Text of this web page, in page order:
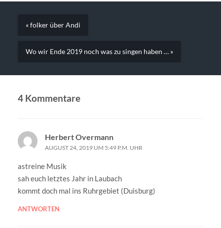
« folker über Andi
Wo wir Ende 2019 noch was zu singen haben … »
4 Kommentare
Herbert Overmann
AUGUST 24, 2019 UM 5:49 P.M. UHR
astreine Musik
sah euch letztes Jahr in Laubach
kommt doch mal ins Ruhrgebiet (Duisburg)
ANTWORTEN